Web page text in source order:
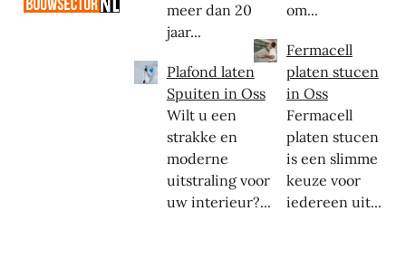
meer dan 20
jaar...
Plafond laten
Spuiten in Oss
Wilt u een
strakke en
moderne
uitstraling voor
uw interieur?...
om...
Fermacell
platen stucen
in Oss
Fermacell
platen stucen
is een slimme
keuze voor
iedereen uit...